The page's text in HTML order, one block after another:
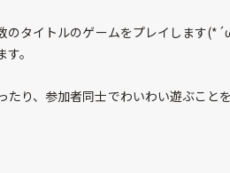
のタイトルのゲームをプレイします
。
たり、参加者同士でわいわい遊ぶこ